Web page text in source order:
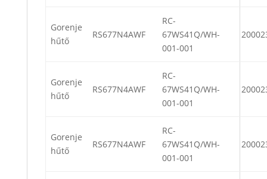
Gorenje
hűtő
RS677N4AWF
RC-
67WS41Q/WH-
001-001
Gorenje
hűtő
RS677N4AWF
RC-
67WS41Q/WH-
001-001
Gorenje
hűtő
RS677N4AWF
RC-
67WS41Q/WH-
001-001